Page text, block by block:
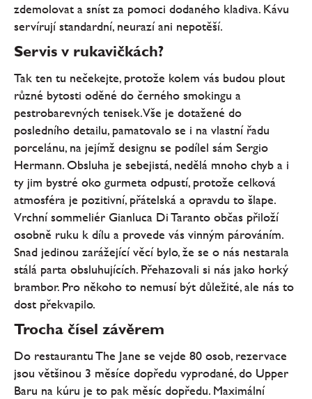
zdemolovat a sníst za pomoci dodaného kladiva. Kávu
servírují standardní, neurazí ani nepotěší.
Servis v rukavičkách?
Tak ten tu nečekejte, protože kolem vás budou plout
různé bytosti oděné do černého smokingu a
pestrobarevných tenisek. Vše je dotažené do
posledního detailu, pamatovalo se i na vlastní řadu
porcelánu, na jejímž designu se podílel sám Sergio
Hermann. Obsluha je sebejistá, nedělá mnoho chyb a i
ty jim bystré oko gurmeta odpustí, protože celková
atmosféra je pozitivní, přátelská a opravdu to šlape.
Vrchní sommeliér Gianluca Di Taranto občas přiloží
osobně ruku k dílu a provede vás vinným párováním.
Snad jedinou zarážející věcí bylo, že se o nás nestarala
stálá parta obsluhujících. Přehazovali si nás jako horký
brambor. Pro někoho to nemusí být důležité, ale nás to
dost překvapilo.
Trocha čísel závěrem
Do restaurantu The Jane se vejde 80 osob, rezervace
jsou většinou 3 měsíce dopředu vyprodané, do Upper
Baru na kúru je to pak měsíc dopředu. Maximální